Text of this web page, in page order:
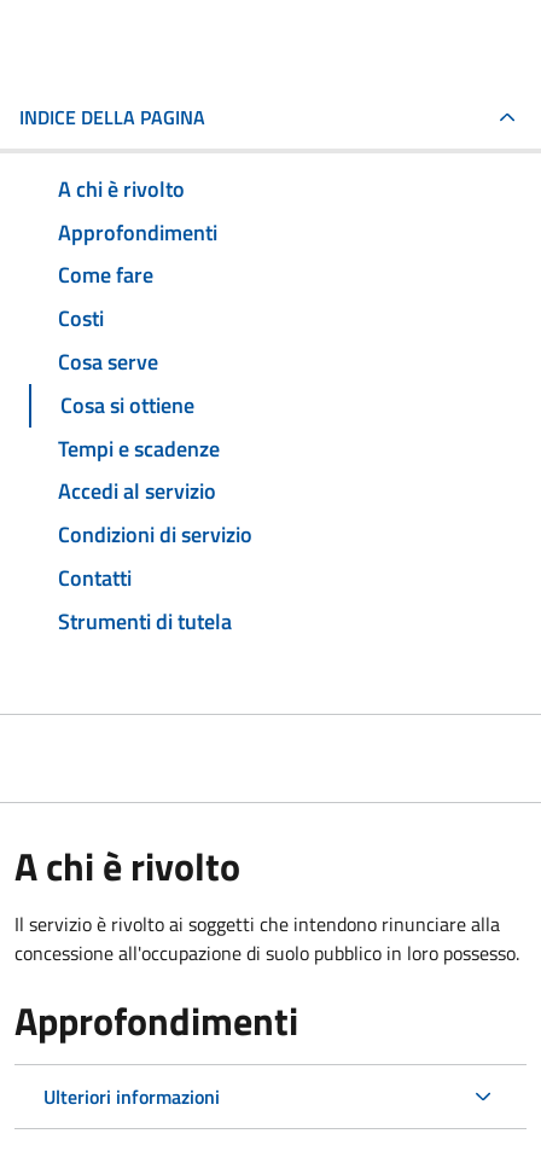
INDICE DELLA PAGINA
A chi è rivolto
Approfondimenti
Come fare
Costi
Cosa serve
Cosa si ottiene
Tempi e scadenze
Accedi al servizio
Condizioni di servizio
Contatti
Strumenti di tutela
A chi è rivolto
Il servizio è rivolto ai soggetti che intendono rinunciare alla
concessione all'occupazione di suolo pubblico in loro possesso.
Approfondimenti
Ulteriori informazioni